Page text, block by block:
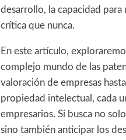
desarrollo, la capacidad para
crítica que nunca.
En este artículo,
complejo mundo de las
valoración de empresas
propiedad intelectual, cada
empresarios. Si busca no
sino también anticipar los